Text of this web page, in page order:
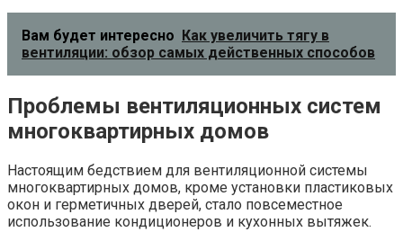
Вам будет интересно
Как увеличить тягу в
вентиляции: обзор самых действенных способов
Проблемы вентиляционных систем
многоквартирных домов
Настоящим бедствием для вентиляционной системы
многоквартирных домов, кроме установки пластиковых
окон и герметичных дверей, стало повсеместное
использование кондиционеров и кухонных вытяжек.